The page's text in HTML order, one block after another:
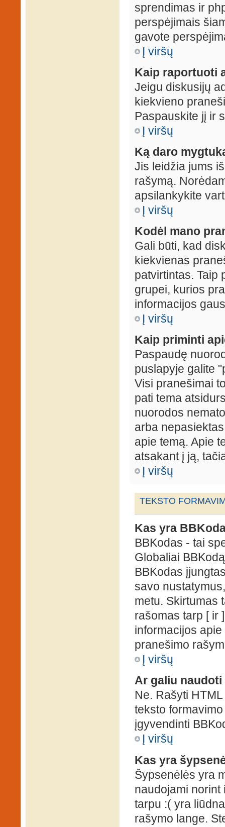
sprendimas ir
perspėjimais
gavote
Į viršų
Kaip raportuoti
Jeigu diskusijų
kiekvieno
Paspauskite jį ir
Į viršų
Ką daro
Jis leidžia jums
rašymą.
apsilankykite
Į viršų
Kodėl mano
Gali būti, kad
kiekvienas
patvirtintas. Taip
grupei, kurios
informacijos
Į viršų
Kaip priminti
Paspaudę
puslapyje galite
Visi pranešimai
pati tema
nuorodos
arba
apie temą. Apie
atsakant į ją,
Į viršų
TEKSTO
Kas yra
BBKodas - tai
Globaliai
BBKodas
savo
metu. Skirtumas
rašomas tarp [ ir
informacijos
pranešimo
Į viršų
Ar galiu naudoti
Ne. Rašyti
teksto
įgyvendinti
Į viršų
Kas yra
Šypsenėlės yra
naudojami norint
tarpu :( yra
rašymo lange.